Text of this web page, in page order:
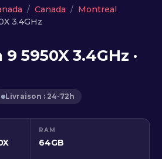
Cloud serveur
Serveurs dédiés
API
Actualité
Canada
Montreal
3.4GHz
5950X 3.4GHz ·
Livraison : 24-72h
RAM
64GB